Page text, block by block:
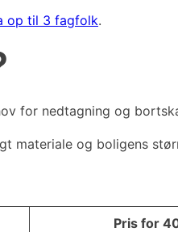
op til 3 fagfolk.
for nedtagning og
materiale og boligens
Pris for